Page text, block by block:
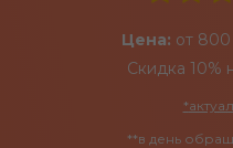
Цена: от 800
Скидка 10%
*
**в день